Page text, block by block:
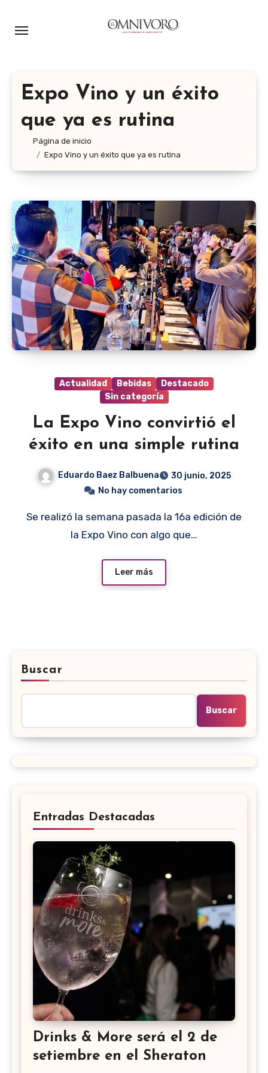
Expo Vino y un éxito
que ya es rutina
Página de inicio
Expo Vino y un éxito que ya es rutina
Actualidad Bebidas
Destacado
Sin categoría
La Expo Vino convirtió el
éxito en una simple rutina
Eduardo Baez Balbuena
30 junio, 2025
No hay comentarios
Se realizó la semana pasada la 16a edición de
la Expo Vino con algo que…
Leer más
Buscar
Buscar
Entradas Destacadas
Drinks & More será el 2 de
setiembre en el Sheraton